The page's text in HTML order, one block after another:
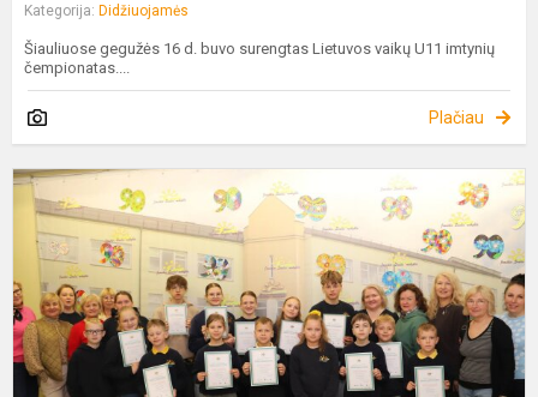
Kategorija: Didžiuojamės
Šiauliuose gegužės 16 d. buvo surengtas Lietuvos vaikų U11 imtynių
čempionatas....
Plačiau